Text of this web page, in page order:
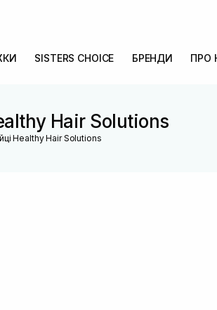
SISTERS CHOICE БРЕНДИ ПРО
Hair Solutions
Healthy Hair Solutions